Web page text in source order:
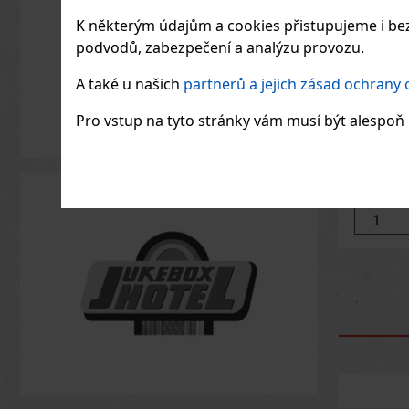
K některým údajům a cookies přistupujeme i
podvodů, zabezpečení a analýzu provozu.
A také u našich partnerů a jejich zásad ochrany
Pro vstup na tyto stránky vám musí být
Thierry
a